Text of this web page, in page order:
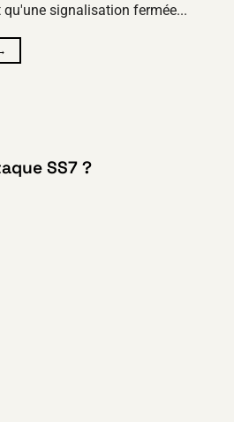
signalisation fermée...
SS7 ?